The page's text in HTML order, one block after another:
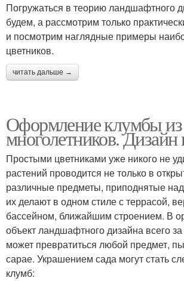
Погружаться в теорию ландшафтного
будем, а рассмотрим только
и посмотрим наглядные примеры
цветников.
читать дальше →
Оформление клумбы из
многолетников.
Простыми цветниками уже никого не
растений проводится не только в
различные предметы, приподнятые
их делают в одном стиле с террасой,
бассейном, ближайшим строением. В
объект ландшафтного дизайна всего
может превратиться любой предмет,
сарае. Украшением сада могут стать
клумб: